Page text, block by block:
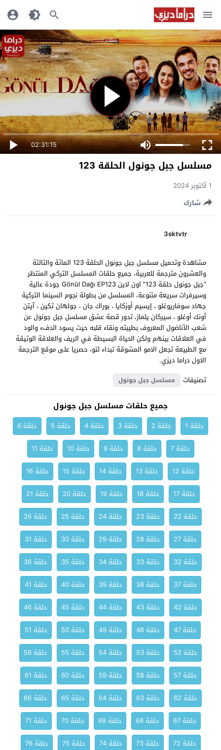
02:31:15
مسلسل جبل جونول الحلقة 123
1 أكتوبر 2024
شارك
3sktvtr
مشاهدة وتحميل مسلسل جبل جونول الحلقة 123 المائة والثالثة
والعشرون مترجمة للعربية، جميع حلقات المسلسل التركي المنتظر
“جبل جونول حلقة 123” اون لاين Gönül Dağı EP123 جودة عالية
وسيرفرات سريعة متنوعة، المسلسل من بطولة نجوم السينما التركية
جهاد سوفاريوغلو ، إيسيم أوزكايا ، بوراك جان ، جولهان تكين ، آيتن
أونك أوغلو ، سيركان يلماز، تدور قصة عشق مسلسل جبل جونول عن
شعب الأناضول المعروف بطيبته ونقاء قلبه حيث يسود الدفء والود
في العلاقات بينهم ولكن الحياة البسيطة في الريف والعلاقة الوثيقة
مع الطبيعة تجعل الامو المشوقة تبداء لتو، حصريا على موقع الترجمة
الاول دراما ديزي.
تصنيفات
مسلسل جبل جونول
جميع حلقات مسلسل جبل جونول
حلقة 1 حلقة 2 حلقة 3 حلقة 4 حلقة 5
حلقة 6
حلقة 7
حلقة 8 حلقة 9 حلقة 10
حلقة 11
حلقة 12
حلقة 13 حلقة 14 حلقة 15
حلقة 16
حلقة 17
حلقة 18 حلقة 19 حلقة 20
حلقة 21
حلقة 22
حلقة 23 حلقة 24 حلقة 25
حلقة 26
حلقة 27
حلقة 28 حلقة 29 حلقة 30
حلقة 31
حلقة 32
حلقة 33 حلقة 34 حلقة 35
حلقة 36
حلقة 37
حلقة 38 حلقة 39 حلقة 40
حلقة 41
حلقة 42
حلقة 43 حلقة 44 حلقة 45
حلقة 46
حلقة 47
حلقة 48 حلقة 49 حلقة 50
حلقة 51
حلقة 52
حلقة 53 حلقة 54 حلقة 55
حلقة 56
حلقة 57
حلقة 58 حلقة 59 حلقة 60
حلقة 61
حلقة 62
حلقة 63 حلقة 64 حلقة 65
حلقة 66
حلقة 67
حلقة 68 حلقة 69 حلقة 70
حلقة 71
حلقة 72
حلقة 73 حلقة 74 حلقة 75
حلقة 76